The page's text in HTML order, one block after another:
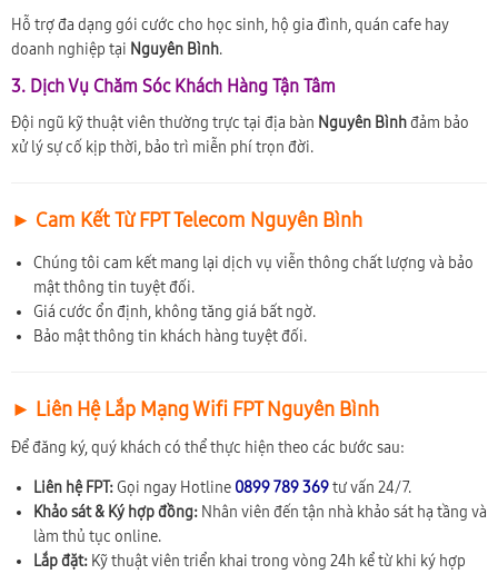
Hỗ trợ đa dạng gói cước cho học sinh, hộ gia đình, quán cafe hay
doanh nghiệp tại Nguyên Bình.
3. Dịch Vụ Chăm Sóc Khách Hàng Tận Tâm
Đội ngũ kỹ thuật viên thường trực tại địa bàn Nguyên Bìnhđảm bảo
xử lý sự cố kịp thời, bảo trì miễn phí trọn đời.
► Cam Kết Từ FPT Telecom Nguyên Bình
Chúng tôi cam kết mang lại dịch vụ viễn thông chất lượng và bảo
mật thông tin tuyệt đối.
Giá cước ổn định, không tăng giá bất ngờ.
Bảo mật thông tin khách hàng tuyệt đối.
► Liên Hệ Lắp Mạng Wifi FPT Nguyên Bình
Để đăng ký, quý khách có thể thực hiện theo các bước sau:
Liên hệ FPT: Gọi ngay Hotline 0899 789 369tư vấn 24/7.
Khảo sát & Ký hợp đồng: Nhân viên đến tận nhà khảo sát hạ tầng và
làm thủ tục online.
Lắp đặt: Kỹ thuật viên triển khai trong vòng 24h kể từ khi ký hợp